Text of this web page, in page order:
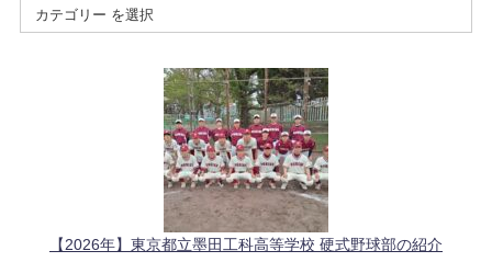
【2026年】東京都立墨田工科高等学校 硬式野球部の紹介